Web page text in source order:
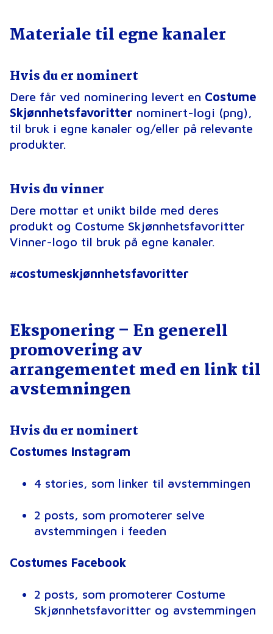
Materiale til egne kanaler
Hvis du er nominert
Dere får ved nominering levert en Costume
Skjønnhetsfavoritter nominert-logi (png),
til bruk i egne kanaler og/eller på relevante
produkter.
Hvis du vinner
Dere mottar et unikt bilde med deres
produkt og Costume Skjønnhetsfavoritter
Vinner-logo til bruk på egne kanaler.
#costumeskjønnhetsfavoritter
Eksponering – En generell
promovering av
arrangementet med en link til
avstemningen
Hvis du er nominert
Costumes Instagram
4 stories, som linker til avstemmingen
2 posts, som promoterer selve
avstemmingen i feeden
Costumes Facebook
2 posts, som promoterer Costume
Skjønnhetsfavoritter og avstemmingen